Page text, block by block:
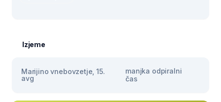
Izjeme
Marijino vnebovzetje, 15.
avg
manjka odpiralni
čas